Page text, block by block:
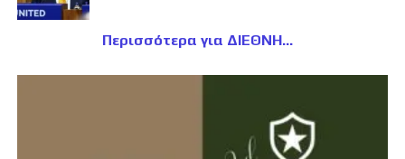
Περισσότερα για ΔΙΕΘΝΗ